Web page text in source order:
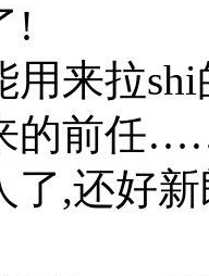
!
用来拉
的前任
了,还好